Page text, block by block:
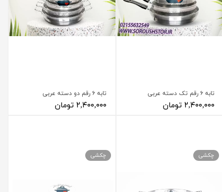
تابه ۶ رقم تک دسته عربی
۲,۴۰۰,۰۰۰ تومان
تابه ۶ رقم دو دسته عربی
۲,۴۰۰,۰۰۰ تومان
چکشی چکشی